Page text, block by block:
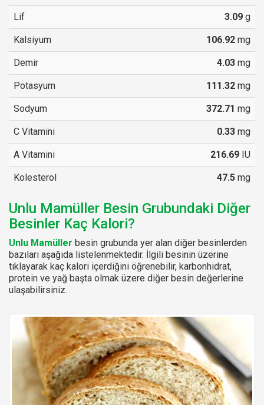
Lif 3.09 g
Kalsiyum 106.92 mg
Demir 4.03 mg
Potasyum 111.32 mg
Sodyum 372.71 mg
C Vitamini 0.33 mg
A Vitamini 216.69 IU
Kolesterol 47.5 mg
Unlu Mamüller Besin Grubundaki Diğer
Besinler Kaç Kalori?
Unlu Mamüller besin grubunda yer alan diğer besinlerden
bazıları aşağıda listelenmektedir. İlgili besinin üzerine
tıklayarak kaç kalori içerdiğini öğrenebilir, karbonhidrat,
protein ve yağ başta olmak üzere diğer besin değerlerine
ulaşabilirsiniz.